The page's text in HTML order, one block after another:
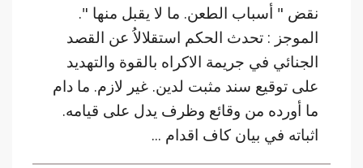
نقض " أسباب الطعن. ما لا يقبل منها ".
الموجز : تحدث الحكم استقلالاُ عن القصد
الجنائي في جريمة الاكراه بالقوة والتهديد
على توقيع سند مثبت لدين. غير لازم. ما دام
ما أورده من وقائع وظرف يدل على قيامه.
اثباته في بيان كاف اقدام ...